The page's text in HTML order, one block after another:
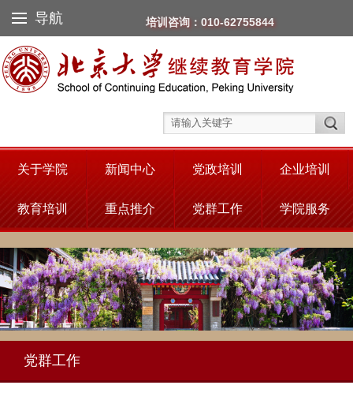
导航 培训咨询：010-62755844
关于学院 新闻中心 党政培训 企业培训
教育培训 重点推介 党群工作 学院服务
党群工作